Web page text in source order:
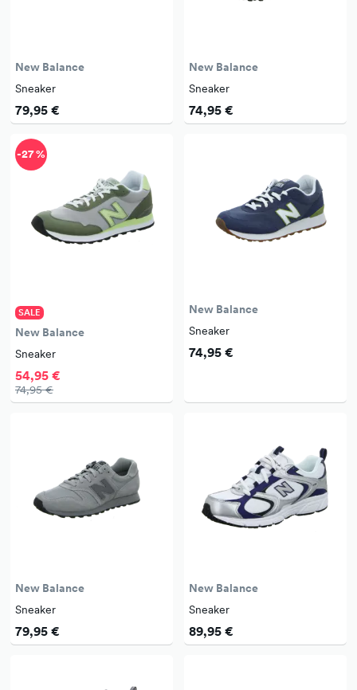
New Balance
Sneaker
79,95 €
New Balance
Sneaker
74,95 €
SALE
New Balance
Sneaker
54,95 €
74,95 €
-27 %
New Balance
Sneaker
74,95 €
New Balance
Sneaker
79,95 €
New Balance
Sneaker
89,95 €